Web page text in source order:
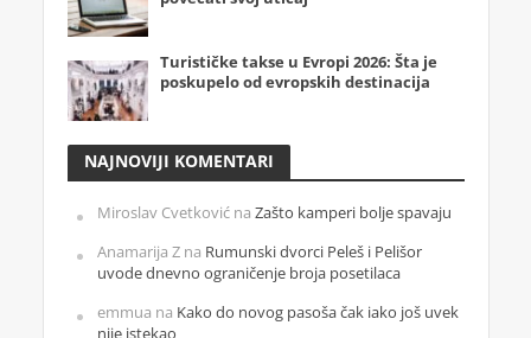
Turističke takse u Evropi 2026: Šta je
poskupelo od evropskih destinacija
NAJNOVIJI KOMENTARI
Miroslav Cvetkovićna Zašto kamperi bolje spavaju
Anamarija Zna Rumunski dvorci Peleš i Pelišor
uvode dnevno ograničenje broja posetilaca
emmua na Kako do novog pasoša čak iako još uvek